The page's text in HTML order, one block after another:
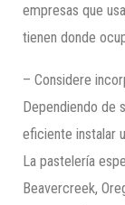
empresas que
tienen donde
– Considere
Dependiendo de
eficiente instalar
La pastelería
Beavercreek,